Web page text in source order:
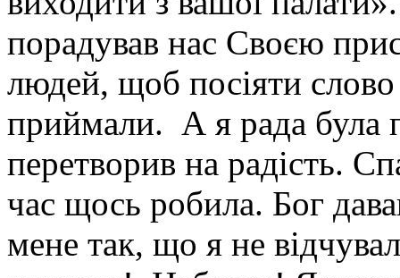
порадував нас Своєю
людей, щоб посіяти
приймали. А я рада була
перетворив на радість.
час щось робила. Бог
мене так, що я не